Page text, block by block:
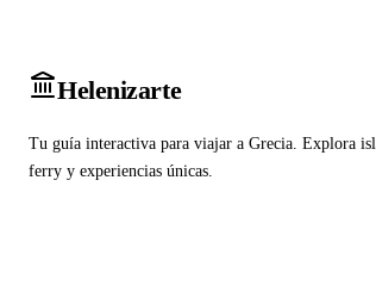
Helenizarte
Tu guía interactiva para viajar a Grecia. Explora
ferry y experiencias únicas.